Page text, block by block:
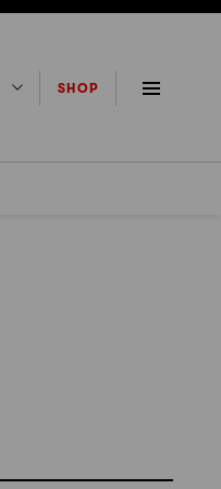
SHOP